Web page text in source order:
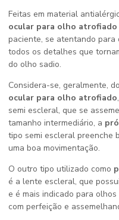
Feitas em material
ocular para olho atrofiado
paciente, se atentando
todos os detalhes que
do olho sadio.
Considera-se, geralmente,
ocular para olho atrofiado
semi escleral, que se
tamanho intermediário, a
tipo semi escleral preenche
uma boa movimentação.
O outro tipo utilizado como
é a lente escleral, que
e é mais indicado para
com perfeição e